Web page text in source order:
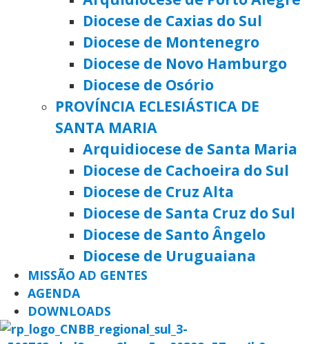
Diocese de Caxias do Sul
Diocese de Montenegro
Diocese de Novo Hamburgo
Diocese de Osório
PROVÍNCIA ECLESIÁSTICA DE
SANTA MARIA
Arquidiocese de Santa Maria
Diocese de Cachoeira do Sul
Diocese de Cruz Alta
Diocese de Santa Cruz do Sul
Diocese de Santo Ângelo
Diocese de Uruguaiana
MISSÃO AD GENTES
AGENDA
DOWNLOADS